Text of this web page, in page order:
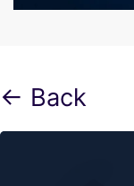
← Back